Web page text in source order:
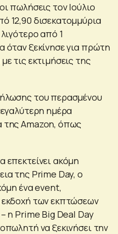
πωλήσεις τον Ιούλιο
12,90 δισεκατομμύρια
από 1
όταν ξεκίνησε για πρώτη
τις εκτιμήσεις της
του περασμένου
ημέρα
της Amazon, όπως
επεκτείνει ακόμη
της Prime Day, ο
ένα event,
των εκπτώσεων
η Prime Big Deal Day
να ξεκινήσει την